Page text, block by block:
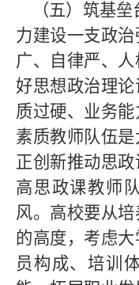
（五）筑基垒
力建设一支政
广、自律严、
好思想政治理
质过硬、业务
素质教师队伍
正创新推动思
高思政课教师
风。高校要从
的高度，考虑
员构成、培训